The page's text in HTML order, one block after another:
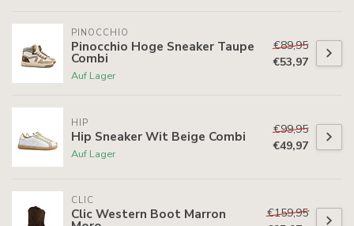
PINOCCHIO
Pinocchio Hoge Sneaker Taupe
Combi
Auf Lager
€89,95
€53,97
HIP
Hip Sneaker Wit Beige Combi
Auf Lager
€99,95
€49,97
CLIC
Clic Western Boot Marron
€159,95